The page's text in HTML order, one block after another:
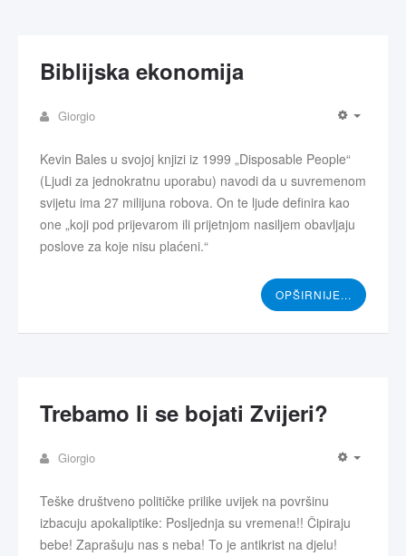
Biblijska ekonomija
Giorgio
Kevin Bales u svojoj knjizi iz 1999 „Disposable People“
(Ljudi za jednokratnu uporabu) navodi da u suvremenom
svijetu ima 27 milijuna robova. On te ljude definira kao
one „koji pod prijevarom ili prijetnjom nasiljem obavljaju
poslove za koje nisu plaćeni.“
OPŠIRNIJE...
Trebamo li se bojati Zvijeri?
Giorgio
Teške društveno političke prilike uvijek na površinu
izbacuju apokaliptike: Posljednja su vremena!! Čipiraju
bebe! Zaprašuju nas s neba! To je antikrist na djelu!